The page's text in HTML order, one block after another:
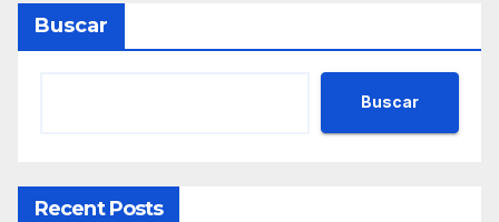
Buscar
Buscar
Recent Posts